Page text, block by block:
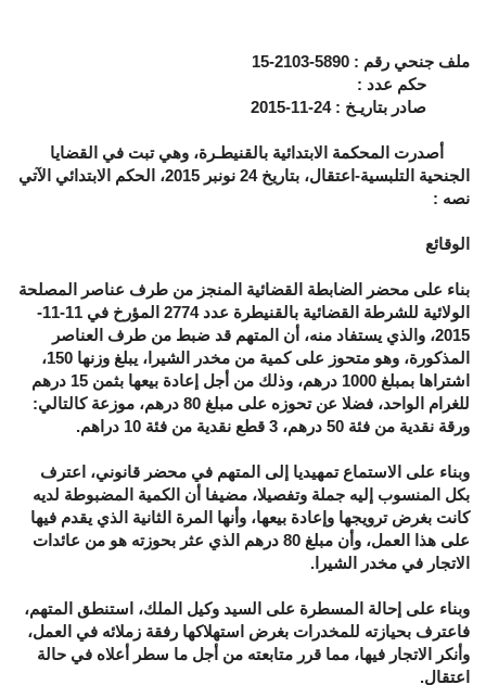
ملف جنحي رقم : 5890-2103-15
حكم عدد :
صادر بتاريـخ : 24-11-2015
أصدرت المحكمة الابتدائية بالقنيطـرة، وهي تبت في القضايا
الجنحية التلبسية-اعتقال، بتاريخ 24 نونبر 2015، الحكم الابتدائي الآتي
نصه :
الوقائع
بناء على محضر الضابطة القضائية المنجز من طرف عناصر المصلحة
الولائية للشرطة القضائية بالقنيطرة عدد 2774 المؤرخ في 11-11-
2015، والذي يستفاد منه، أن المتهم قد ضبط من طرف العناصر
المذكورة، وهو متحوز على كمية من مخدر الشيرا، يبلغ وزنها 150،
اشتراها بمبلغ 1000 درهم، وذلك من أجل إعادة بيعها بثمن 15 درهم
للغرام الواحد، فضلا عن تحوزه على مبلغ 80 درهم، موزعة كالتالي:
ورقة نقدية من فئة 50 درهم، 3 قطع نقدية من فئة 10 دراهم.
وبناء على الاستماع تمهيديا إلى المتهم في محضر قانوني، اعترف
بكل المنسوب إليه جملة وتفصيلا، مضيفا أن الكمية المضبوطة لديه
كانت بغرض ترويجها وإعادة بيعها، وأنها المرة الثانية الذي يقدم فيها
على هذا العمل، وأن مبلغ 80 درهم الذي عثر بحوزته هو من عائدات
الاتجار في مخدر الشيرا.
وبناء على إحالة المسطرة على السيد وكيل الملك، استنطق المتهم،
فاعترف بحيازته للمخدرات بغرض استهلاكها رفقة زملائه في العمل،
وأنكر الاتجار فيها، مما قرر متابعته من أجل ما سطر أعلاه في حالة
اعتقال.